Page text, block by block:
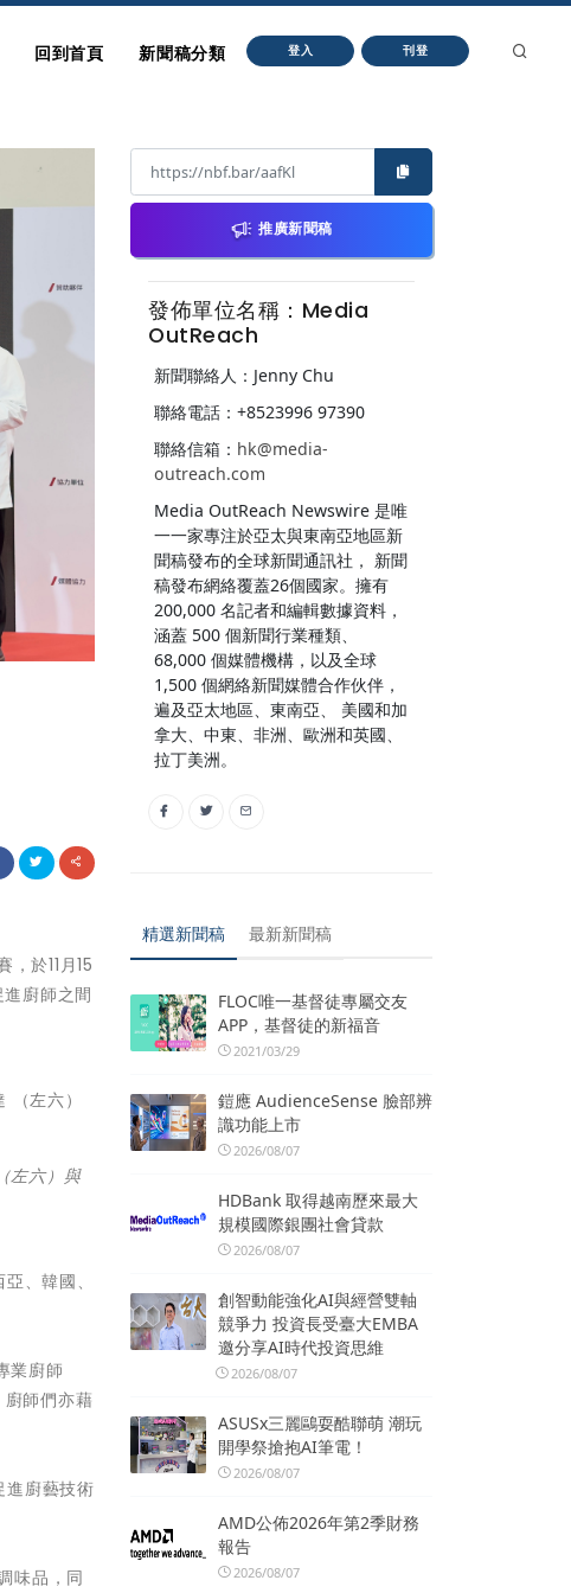
回到首頁 新聞稿分類 登入 刊登
於11月15
廚師之間
左六）與
、韓國、
業廚師
師們亦藉
進廚藝技術
味品，同
推廣新聞稿
發佈單位名稱：Media
OutReach
新聞聯絡人：Jenny Chu
聯絡電話：+8523996 97390
聯絡信箱： hk@media-
outreach.com
Media OutReach Newswire 是唯
一一家專注於亞太與東南亞地區新
聞稿發布的全球新聞通訊社， 新聞
稿發布網絡覆蓋26個國家。擁有
200,000 名記者和編輯數據資料，
涵蓋 500 個新聞行業種類、
68,000 個媒體機構，以及全球
1,500 個網絡新聞媒體合作伙伴，
遍及亞太地區、東南亞、 美國和加
拿大、中東、非洲、歐洲和英國、
拉丁美洲。
精選新聞稿 最新新聞稿
FLOC唯一基督徒專屬交友
APP，基督徒的新福音
2021/03/29
鎧應 AudienceSense 臉部辨
識功能上市
2026/08/07
HDBank 取得越南歷來最大
規模國際銀團社會貸款
2026/08/07
創智動能強化AI與經營雙軸
競爭力 投資長受臺大EMBA
邀分享AI時代投資思維
2026/08/07
ASUSx三麗鷗耍酷聯萌 潮玩
開學祭搶抱AI筆電！
2026/08/07
AMD公佈2026年第2季財務
報告
2026/08/07